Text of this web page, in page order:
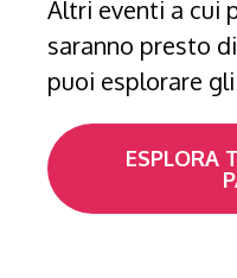
Altri eventi a cui
saranno presto
puoi esplorare
ESPLORA